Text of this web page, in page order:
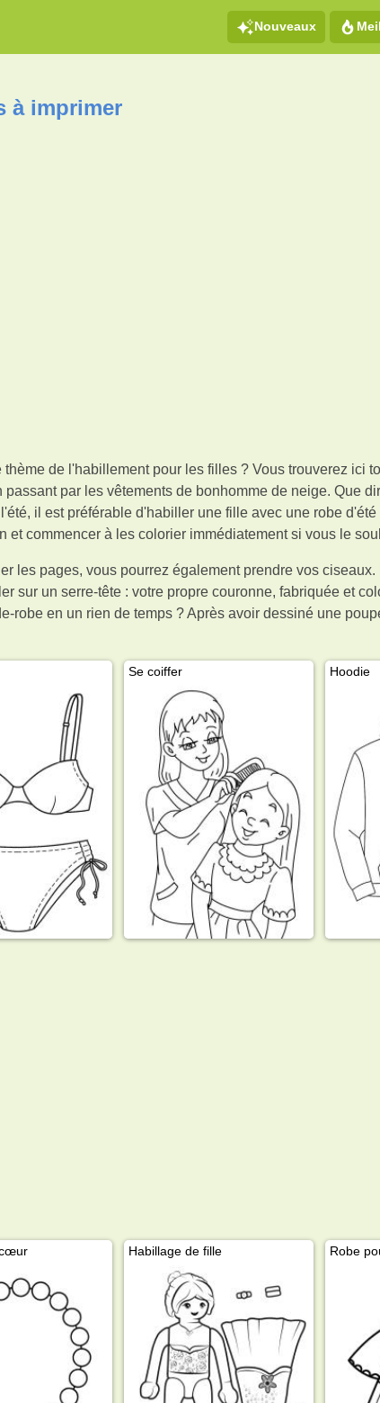
Nouveaux
à imprimer
de l'habillement pour les filles ? Vous trouverez ici
par les vêtements de bonhomme de neige. Que
il est préférable d'habiller une fille avec une robe
et commencer à les colorier immédiatement si vous le
les pages, vous pourrez également prendre vos
sur un serre-tête : votre propre couronne, fabriquée et
robe en un rien de temps ? Après avoir dessiné une
Se coiffer Hoodie
Habillage de fille Robe